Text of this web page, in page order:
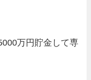
万円貯金して専